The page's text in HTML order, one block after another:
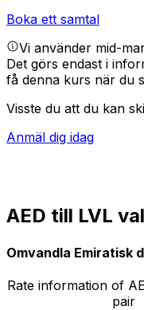
Boka ett samtal
Vi använder mid-
Det görs endast i
få denna kurs när du
Visste du att du kan
Anmäl dig idag
AED till LVL
Omvandla Emiratisk
Rate information of
pair